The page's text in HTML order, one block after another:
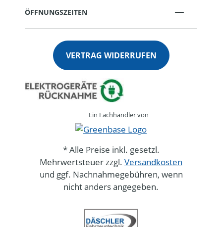
ÖFFNUNGSZEITEN
VERTRAG WIDERRUFEN
Ein Fachhändler von
* Alle Preise inkl. gesetzl.
Mehrwertsteuer zzgl. Versandkosten
und ggf. Nachnahmegebühren, wenn
nicht anders angegeben.